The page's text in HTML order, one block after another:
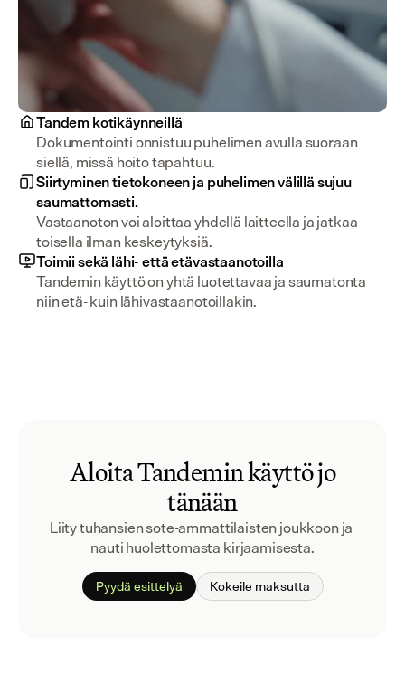
Tandem kotikäynneillä
Dokumentointi onnistuu puhelimen avulla suoraan
siellä, missä hoito tapahtuu.
Siirtyminen tietokoneen ja puhelimen välillä sujuu
saumattomasti.
Vastaanoton voi aloittaa yhdellä laitteella ja jatkaa
toisella ilman keskeytyksiä.
Toimii sekä lähi- että etävastaanotoilla
Tandemin käyttö on yhtä luotettavaa ja saumatonta
niin etä- kuin lähivastaanotoillakin.
Aloita Tandemin käyttö jo
tänään
Liity tuhansien sote-ammattilaisten joukkoon ja
nauti huolettomasta kirjaamisesta.
Pyydä esittelyä Kokeile maksutta